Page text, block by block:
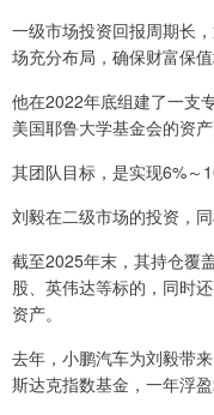
一级市场投资回报周期长
场充分布局，确保财富保值
他在2022年底组建了一支
美国耶鲁大学基金会的资
其团队目标，是实现6%～
刘毅在二级市场的投资，
截至2025年末，其持仓覆
股、英伟达等标的，同时
资产。
去年，小鹏汽车为刘毅带
斯达克指数基金，一年浮盈